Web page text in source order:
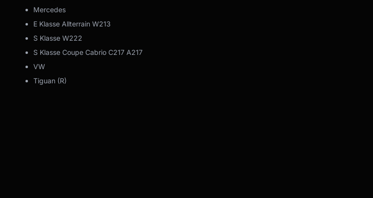
Mercedes
E Klasse Allterrain W213
S Klasse W222
S Klasse Coupe Cabrio C217 A217
VW
Tiguan (R)